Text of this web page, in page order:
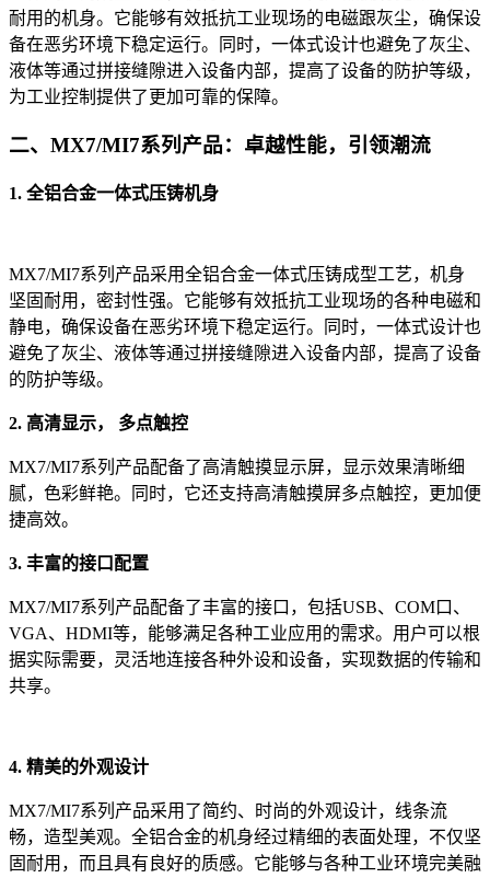
耐用的机身。它能够有效抵抗工业现场的电磁跟灰尘，确保设
备在恶劣环境下稳定运行。同时，一体式设计也避免了灰尘、
液体等通过拼接缝隙进入设备内部，提高了设备的防护等级，
为工业控制提供了更加可靠的保障。
二、MX7/MI7系列产品：卓越性能，引领潮流
1. 全铝合金一体式压铸机身
MX7/MI7系列产品采用全铝合金一体式压铸成型工艺，机身
坚固耐用，密封性强。它能够有效抵抗工业现场的各种电磁和
静电，确保设备在恶劣环境下稳定运行。同时，一体式设计也
避免了灰尘、液体等通过拼接缝隙进入设备内部，提高了设备
的防护等级。
2. 高清显示， 多点触控
MX7/MI7系列产品配备了高清触摸显示屏，显示效果清晰细
腻，色彩鲜艳。同时，它还支持高清触摸屏多点触控，更加便
捷高效。
3. 丰富的接口配置
MX7/MI7系列产品配备了丰富的接口，包括USB、COM口、
VGA、HDMI等，能够满足各种工业应用的需求。用户可以根
据实际需要，灵活地连接各种外设和设备，实现数据的传输和
共享。
4. 精美的外观设计
MX7/MI7系列产品采用了简约、时尚的外观设计，线条流
畅，造型美观。全铝合金的机身经过精细的表面处理，不仅坚
固耐用，而且具有良好的质感。它能够与各种工业环境完美融